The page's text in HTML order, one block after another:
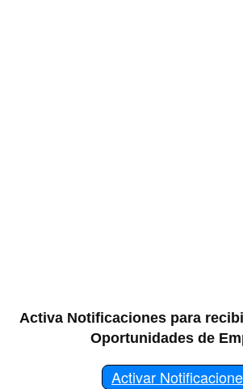
Activa Notificaciones para
Oportunidades de
Activar